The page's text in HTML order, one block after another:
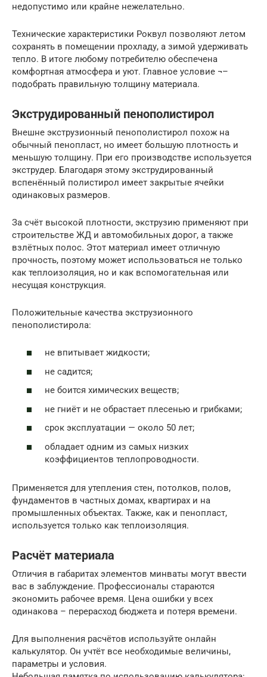
недопустимо или крайне нежелательно.
Технические характеристики Роквул позволяют летом
сохранять в помещении прохладу, а зимой удерживать
тепло. В итоге любому потребителю обеспечена
комфортная атмосфера и уют. Главное условие ¬–
подобрать правильную толщину материала.
Экструдированный пенополистирол
Внешне экструзионный пенополистирол похож на
обычный пенопласт, но имеет большую плотность и
меньшую толщину. При его производстве используется
экструдер. Благодаря этому экструдированный
вспенённый полистирол имеет закрытые ячейки
одинаковых размеров.
За счёт высокой плотности, экструзию применяют при
строительстве ЖД и автомобильных дорог, а также
взлётных полос. Этот материал имеет отличную
прочность, поэтому может использоваться не только
как теплоизоляция, но и как вспомогательная или
несущая конструкция.
Положительные качества экструзионного
пенополистирола:
не впитывает жидкости;
не садится;
не боится химических веществ;
не гниёт и не обрастает плесенью и грибками;
срок эксплуатации — около 50 лет;
обладает одним из самых низких
коэффициентов теплопроводности.
Применяется для утепления стен, потолков, полов,
фундаментов в частных домах, квартирах и на
промышленных объектах. Также, как и пенопласт,
используется только как теплоизоляция.
Расчёт материала
Отличия в габаритах элементов минваты могут ввести
вас в заблуждение. Профессионалы стараются
экономить рабочее время. Цена ошибки у всех
одинакова – перерасход бюджета и потеря времени.
Для выполнения расчётов используйте онлайн
калькулятор. Он учтёт все необходимые величины,
параметры и условия.